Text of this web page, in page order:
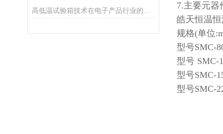
7.主要元器
皓天恒温
规格(单位
型号SMC-
型号 SMC-
型号SMC-
型号SMC-